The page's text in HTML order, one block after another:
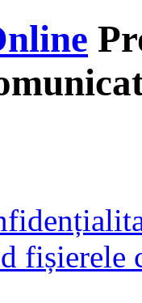
fișierele